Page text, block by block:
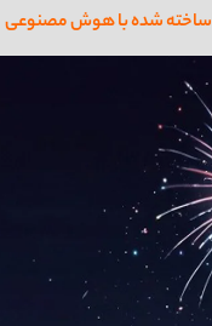
ساخته شده با هوش مصنوعی